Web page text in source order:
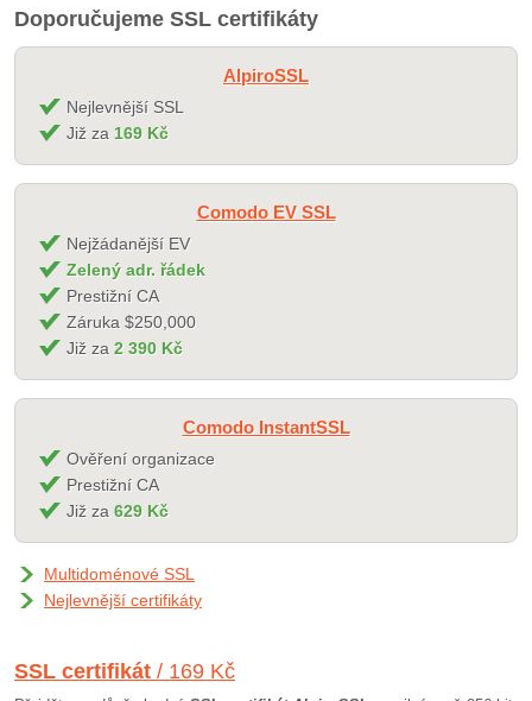
Doporučujeme SSL certifikáty
AlpiroSSL
Nejlevnější SSL
Již za 169 Kč
Comodo EV SSL
Nejžádanější EV
Zelený adr. řádek
Prestižní CA
Záruka $250,000
Již za 2 390 Kč
Comodo InstantSSL
Ověření organizace
Prestižní CA
Již za 629 Kč
Multidoménové SSL
Nejlevnější certifikáty
SSL certifikát / 169 Kč